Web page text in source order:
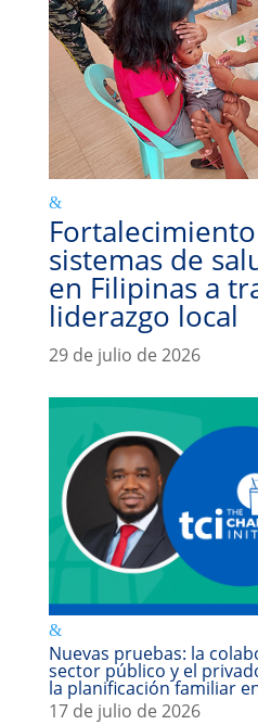
sistemas de
en Filipinas a
liderazgo local
29 de julio de 2026
Nuevas pruebas: la
sector público y el
la planificación familiar
17 de julio de 2026